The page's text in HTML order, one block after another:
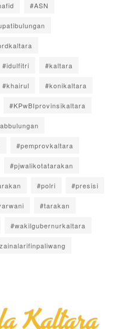
#ASN
#idulfitri #kaltara
#khairul #konikaltara
#KPwBIprovinsikaltara
#pemprovkaltara
#pjwalikotatarakan
#polri #presisi
#tarakan
#wakilgubernurkaltara